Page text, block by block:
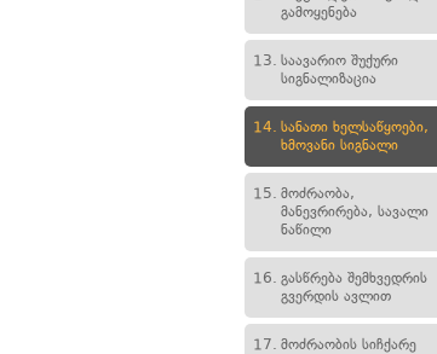
გამოყენება
13. საავარიო შუქური
სიგნალიზაცია
14. სანათი ხელსაწყოები,
ხმოვანი სიგნალი
15. მოძრაობა,
მანევრირება, სავალი
ნაწილი
16. გასწრება შემხვედრის
გვერდის ავლით
17. მოძრაობის სიჩქარე